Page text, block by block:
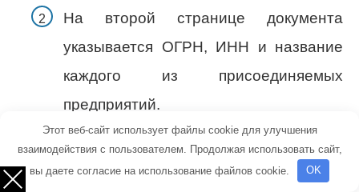
На второй странице документа
указывается ОГРН, ИНН и название
каждого из присоединяемых
предприятий.
Этот веб-сайт использует файлы cookie для улучшения
взаимодействия с пользователем. Продолжая использовать сайт,
вы даете согласие на использование файлов cookie.
OK